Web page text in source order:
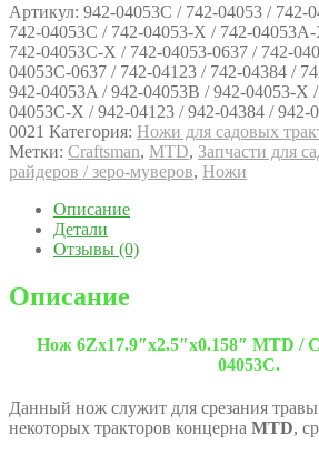
Артикул: 942-04053С / 742-04053 / 742-
742-04053C / 742-04053-X / 742-
742-04053C-X / 742-04053-0637 / 742-
04053C-0637 / 742-04123 / 742-04384 /
942-04053A / 942-04053B / 942-04053-X
04053C-X / 942-04123 / 942-04384 / 942-
0021 Категория: Ножи для садовых
Метки: Craftsman, MTD, Запчасти для
райдеров / зеро-муверов, Ножи
Описание
Детали
Отзывы (0)
Описание
Нож 6Zх17.9″х2.5″х0.158″ MTD /
04053C.
Данный нож служит для срезания
некоторых тракторов концерна MTD,